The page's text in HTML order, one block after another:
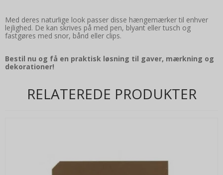
Med deres naturlige look passer disse hængemærker til enhver
lejlighed. De kan skrives på med pen, blyant eller tusch og
fastgøres med snor, bånd eller clips.
Bestil nu og få en praktisk løsning til gaver, mærkning og
dekorationer!
RELATEREDE PRODUKTER